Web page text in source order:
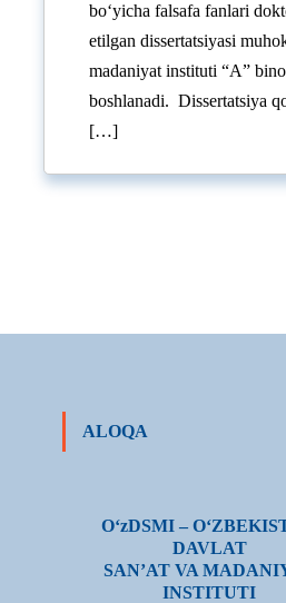
bo‘yicha falsafa fanlari
etilgan dissertatsiyasi
madaniyat instituti “A”
boshlanadi. Dissertatsiya
[…]
ALOQA
О‘zDSMI –
DAVLAT
SAN’AT VA
INSTITUTI